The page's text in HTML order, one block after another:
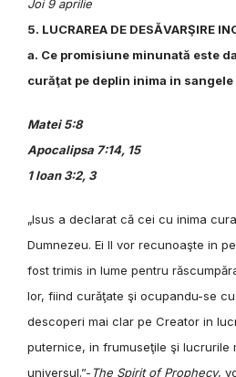
Joi 9 aprilie
5. LUCRAREA DE DESĂVARŞIRE
a. Ce promisiune minunată este
curăţat pe deplin inima in
Matei 5:8
Apocalipsa 7:14, 15
1 Ioan 3:2, 3
„Isus a declarat că cei cu inima
Dumnezeu. Ei Il vor recunoaşte in
fost trimis in lume pentru
lor, fiind curăţate şi ocupandu-se
descoperi mai clar pe Creator in
puternice, in frumuseţile şi lucrurile
universul.”-The Spirit of Prophecy,